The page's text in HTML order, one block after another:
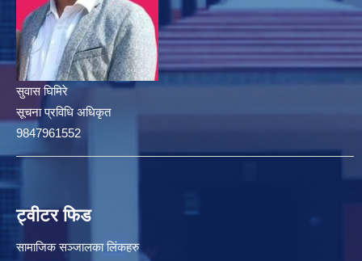
सुवास घिमिरे
सूचना प्रविधि अधिकृत
9847961552
ट्वीटर फिड
सामाजिक सञ्जालका लिंकहरु